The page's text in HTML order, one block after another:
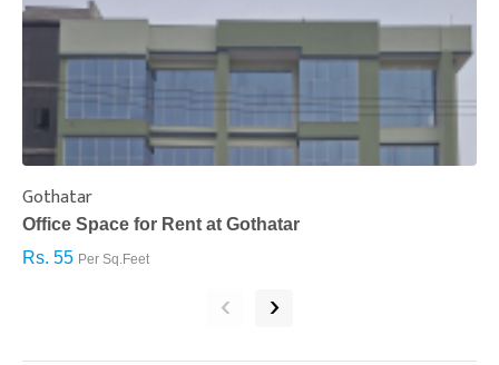
Gothatar
Office Space for Rent at Gothatar
Rs. 55 Per Sq.Feet
‹ ›